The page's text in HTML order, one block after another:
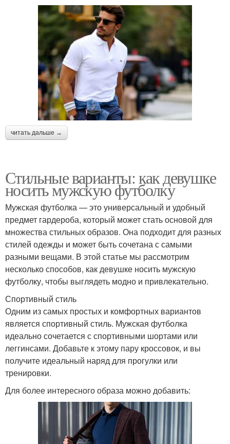
читать дальше →
Стильные варианты: как девушке
носить мужскую футболку
Мужская футболка — это универсальный и удобный
предмет гардероба, который может стать основой для
множества стильных образов. Она подходит для разных
стилей одежды и может быть сочетана с самыми
разными вещами. В этой статье мы рассмотрим
несколько способов, как девушке носить мужскую
футболку, чтобы выглядеть модно и привлекательно.
Спортивный стиль
Одним из самых простых и комфортных вариантов
является спортивный стиль. Мужская футболка
идеально сочетается с спортивными шортами или
леггинсами. Добавьте к этому пару кроссовок, и вы
получите идеальный наряд для прогулки или
тренировки.
Для более интересного образа можно добавить: